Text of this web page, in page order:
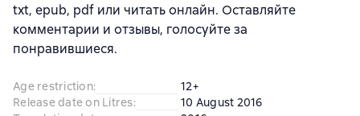
txt, epub, pdf или читать онлайн. Оставляйте
комментарии и отзывы, голосуйте за
понравившиеся.
Age restriction:
12+
Release date on Litres:
10 August 2016